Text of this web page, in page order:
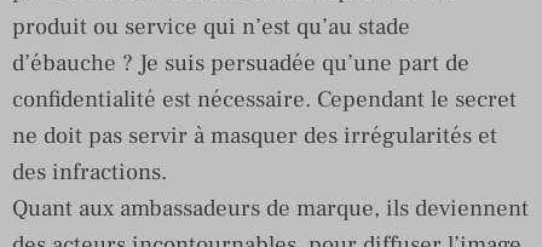
produit ou service qui n’est qu’au stade
d’ébauche ? Je suis persuadée qu’une part de
confidentialité est nécessaire. Cependant le secret
ne doit pas servir à masquer des irrégularités et
des infractions.
Quant aux ambassadeurs de marque, ils deviennent